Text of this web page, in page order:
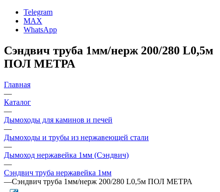
Telegram
MAX
WhatsApp
Сэндвич труба 1мм/нерж 200/280 L0,5м
ПОЛ МЕТРА
Главная
—
Каталог
—
Дымоходы для каминов и печей
—
Дымоходы и трубы из нержавеющей стали
—
Дымоход нержавейка 1мм (Сэндвич)
—
Сэндвич труба нержавейка 1мм
—Сэндвич труба 1мм/нерж 200/280 L0,5м ПОЛ МЕТРА